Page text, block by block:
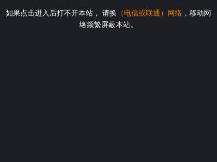
如果点击进入后打不开本站， 请换 （电信或联通）网络 ，移动网
络频繁屏蔽本站。